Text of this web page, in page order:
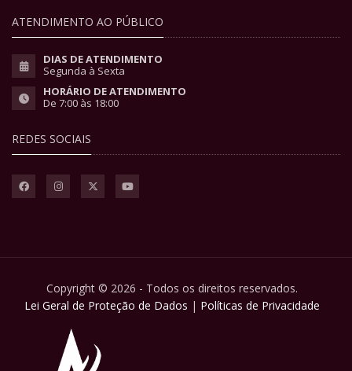
ATENDIMENTO AO PÚBLICO
DIAS DE ATENDIMENTO
Segunda à Sexta
HORÁRIO DE ATENDIMENTO
De 7:00 às 18:00
REDES SOCIAIS
Copyright © 2026 - Todos os direitos reservados.
Lei Geral de Proteção de Dados | Políticas de Privacidade